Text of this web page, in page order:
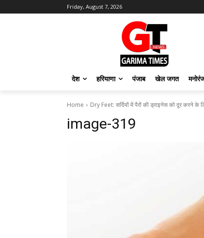
Friday, August 7, 2026
देश हरियाणा पंजाब खेल जगत
Home Dry Feet: सर्दियों में पैरों की ड्राइनेस को दूर करने
image-319